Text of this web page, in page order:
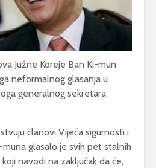
Južne Koreje Ban Ki-mun
neformalnog glasanja u
generalnog sekretara
članovi Vijeća sigurnosti i
glasalo je svih pet stalnih
navodi na zaključak da će,